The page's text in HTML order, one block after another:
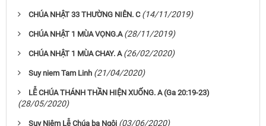
CHÚA NHẬT 33 THƯỜNG NIÊN. C (14/11/2019)
CHÚA NHẬT 1 MÙA VỌNG.A (28/11/2019)
CHÚA NHẬT 1 MÙA CHAY. A (26/02/2020)
Suy niem Tam Linh (21/04/2020)
LỄ CHÚA THÁNH THẦN HIỆN XUỐNG. A (Ga 20:19-23)
(28/05/2020)
Suy Niệm Lễ Chúa ba Ngôi (03/06/2020)